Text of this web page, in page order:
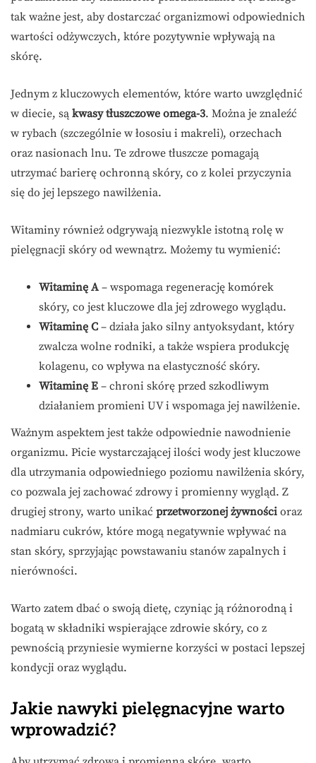
tak ważne jest, aby dostarczać organizmowi odpowiednich
wartości odżywczych, które pozytywnie wpływają na
skórę.
Jednym z kluczowych elementów, które warto uwzględnić
w diecie, są kwasy tłuszczowe omega-3. Można je znaleźć
w rybach (szczególnie w łososiu i makreli), orzechach
oraz nasionach lnu. Te zdrowe tłuszcze pomagają
utrzymać barierę ochronną skóry, co z kolei przyczynia
się do jej lepszego nawilżenia.
Witaminy również odgrywają niezwykle istotną rolę w
pielęgnacji skóry od wewnątrz. Możemy tu wymienić:
Witaminę A – wspomaga regenerację komórek
skóry, co jest kluczowe dla jej zdrowego wyglądu.
Witaminę C – działa jako silny antyoksydant, który
zwalcza wolne rodniki, a także wspiera produkcję
kolagenu, co wpływa na elastyczność skóry.
Witaminę E – chroni skórę przed szkodliwym
działaniem promieni UV i wspomaga jej nawilżenie.
Ważnym aspektem jest także odpowiednie nawodnienie
organizmu. Picie wystarczającej ilości wody jest kluczowe
dla utrzymania odpowiedniego poziomu nawilżenia skóry,
co pozwala jej zachować zdrowy i promienny wygląd. Z
drugiej strony, warto unikać przetworzonej żywności oraz
nadmiaru cukrów, które mogą negatywnie wpływać na
stan skóry, sprzyjając powstawaniu stanów zapalnych i
nierówności.
Warto zatem dbać o swoją dietę, czyniąc ją różnorodną i
bogatą w składniki wspierające zdrowie skóry, co z
pewnością przyniesie wymierne korzyści w postaci lepszej
kondycji oraz wyglądu.
Jakie nawyki pielęgnacyjne warto
wprowadzić?